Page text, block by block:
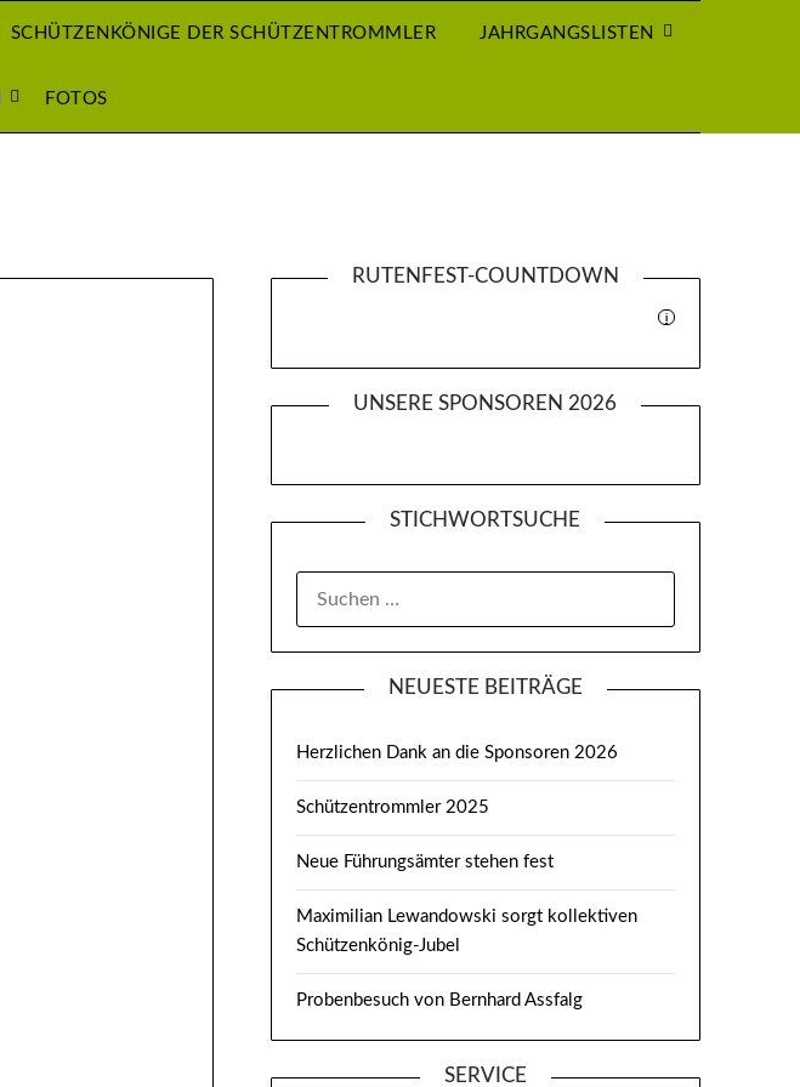
SCHÜTZENKÖNIGE DER SCHÜTZENTROMMLER JAHRGANGSLISTEN
FOTOS
RUTENFEST-COUNTDOWN
i
UNSERE SPONSOREN 2026
STICHWORTSUCHE
NEUESTE BEITRÄGE
Herzlichen Dank an die Sponsoren 2026
Schützentrommler 2025
Neue Führungsämter stehen fest
Maximilian Lewandowski sorgt kollektiven
Schützenkönig-Jubel
Probenbesuch von Bernhard Assfalg
SERVICE